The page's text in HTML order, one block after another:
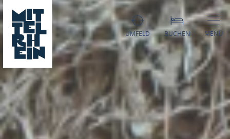
UMFELD BUCHEN MENÜ